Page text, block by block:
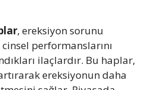
, ereksiyon sorunu
performanslarını
ilaçlardır. Bu haplar,
ereksiyonun daha